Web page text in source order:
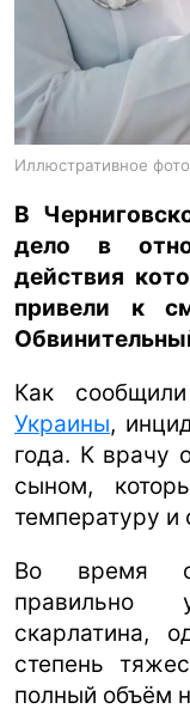
Иллюстративное
В
дело в
действия
привели к
Как
Украины,
года. К врачу
сыном,
температуру и
Во время
правильно
скарлатина,
степень
полный объём